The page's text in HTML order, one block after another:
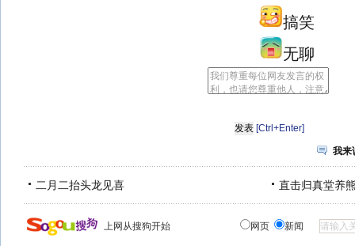
搞笑
无聊
[Ctrl+Enter]
我来
二月二抬头龙见喜 直击归真堂养
上网从搜狗开始 网页 新闻